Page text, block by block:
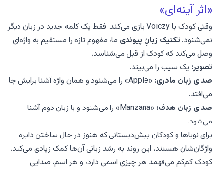
«اثر آینه‌ای»
وقتی کودک با Voiczy بازی می‌کند، فقط یک کلمه جدید در زبان دیگر
نمی‌شنود. تکنیک زبانِ پیوندی ما، مفهوم تازه را مستقیم به واژه‌ای
وصل می‌کند که کودک از قبل می‌شناسد.
تصویر: یک سیب را می‌بیند.
صدای زبان مادری:
«Apple» را می‌شنود و همان واژه آشنا برایش جا
می‌افتد.
صدای زبان هدف:
«Manzana» را می‌شنود و با زبان دوم آشنا
می‌شود.
برای نوپاها و کودکان پیش‌دبستانی که هنوز در حال ساختن دایره
واژگان‌شان هستند، این روند به رشد زبانی آن‌ها کمک زیادی می‌کند.
کودک کم‌کم می‌فهمد هر چیزی اسمی دارد، و هر اسم، صدایی